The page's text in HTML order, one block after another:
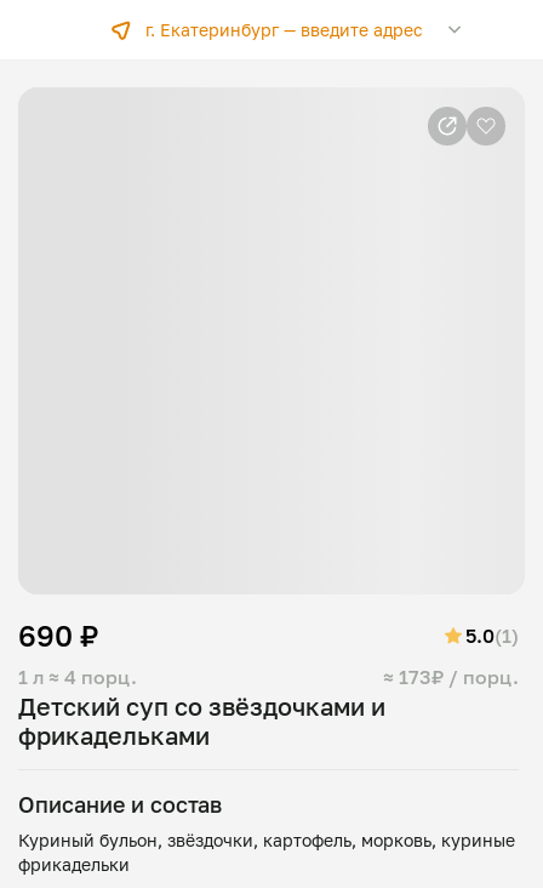
г. Екатеринбург —введите адрес
Детский суп со звёздочками и
фрикадельками
1 л ≈ 4 порц. ≈ 173₽ / порц.
690 ₽ 5.0(1)
Описание и состав
Куриный бульон, звёздочки, картофель, морковь, куриные